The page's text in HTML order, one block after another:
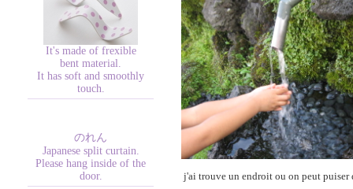
j'ai trouve un endroit ou on peut puiser
It's made of frexible
bent material.
It has soft and smoothly
touch.
のれん
Japanese split curtain.
Please hang inside of the
door.